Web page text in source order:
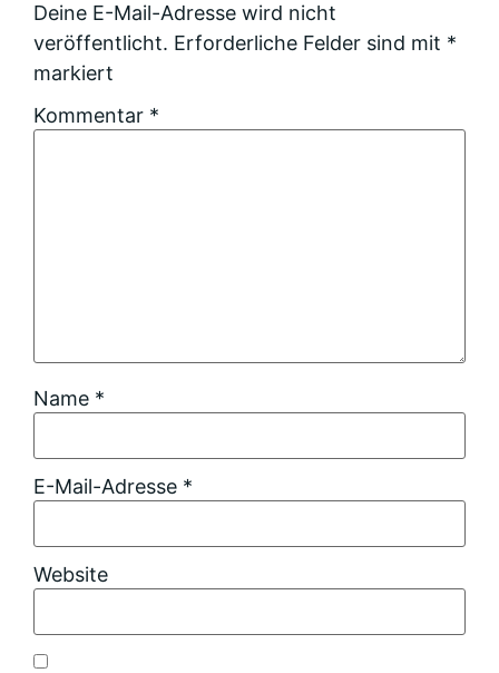
Deine E-Mail-Adresse wird nicht
veröffentlicht. Erforderliche Felder sind mit *
markiert
Kommentar *
Name *
E-Mail-Adresse *
Website